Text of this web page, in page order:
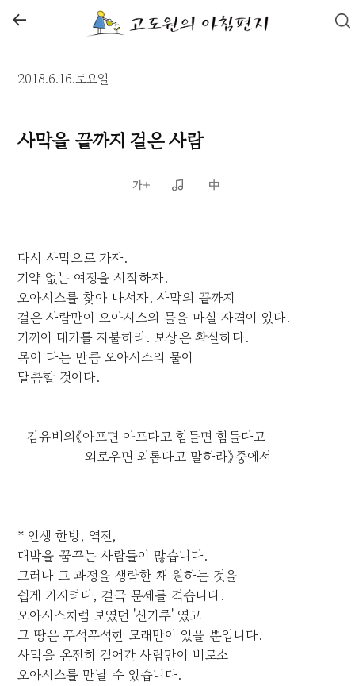
←
2018.6.16.토요일
사막을 끝까지 걸은 사람
다시 사막으로 가자.
기약 없는 여정을 시작하자.
오아시스를 찾아 나서자. 사막의 끝까지
걸은 사람만이 오아시스의 물을 마실 자격이 있다.
기꺼이 대가를 지불하라. 보상은 확실하다.
목이 타는 만큼 오아시스의 물이
달콤할 것이다.
- 김유비의《아프면 아프다고 힘들면 힘들다고
외로우면 외롭다고 말하라》중에서 -
* 인생 한방, 역전,
대박을 꿈꾸는 사람들이 많습니다.
그러나 그 과정을 생략한 채 원하는 것을
쉽게 가지려다, 결국 문제를 겪습니다.
오아시스처럼 보였던 '신기루' 였고
그 땅은 푸석푸석한 모래만이 있을 뿐입니다.
사막을 온전히 걸어간 사람만이 비로소
오아시스를 만날 수 있습니다.